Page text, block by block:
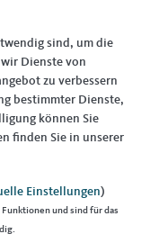
11.03.2026 in der
MdB, freuen sich auf
sind, um die
Dienste von
zu verbessern
bestimmter Dienste,
können Sie
finden Sie in unserer
Einstellungen)
und sind für das